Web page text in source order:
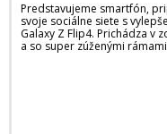
Predstavujeme smartfón,
svoje sociálne siete s
Galaxy Z Flip4. Prichádza v
a so super zúženými